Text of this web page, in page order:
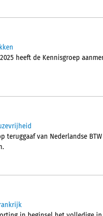
heeft de Kennisgroep
teruggaaf van Nederlandse